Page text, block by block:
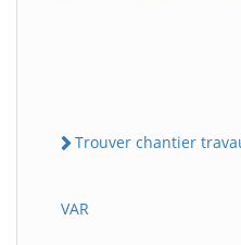
Trouver chantier
VAR